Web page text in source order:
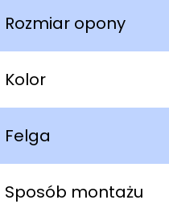
Rozmiar opony
Kolor
Felga
Sposób montażu